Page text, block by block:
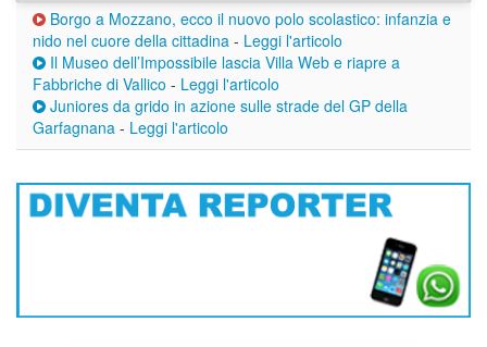
Borgo a Mozzano, ecco il nuovo polo scolastico: infanzia e
nido nel cuore della cittadina - Leggi l'articolo
Il Museo dell’Impossibile lascia Villa Web e riapre a
Fabbriche di Vallico - Leggi l'articolo
Juniores da grido in azione sulle strade del GP della
Garfagnana - Leggi l'articolo